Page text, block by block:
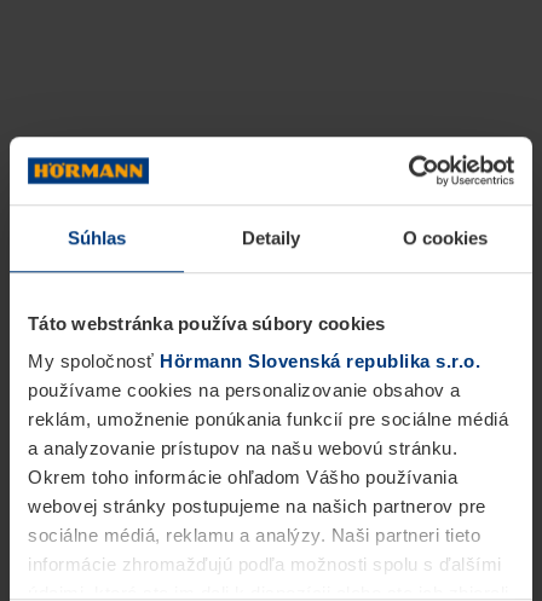
Súhlas Detaily O cookies
Táto webstránka používa súbory cookies
My spoločnosť Hörmann Slovenská republika s.r.o.
používame cookies na personalizovanie obsahov a
reklám, umožnenie ponúkania funkcií pre sociálne médiá
a analyzovanie prístupov na našu webovú stránku.
Okrem toho informácie ohľadom Vášho používania
webovej stránky postupujeme na našich partnerov pre
sociálne médiá, reklamu a analýzy. Naši partneri tieto
informácie zhromažďujú podľa možnosti spolu s ďalšími